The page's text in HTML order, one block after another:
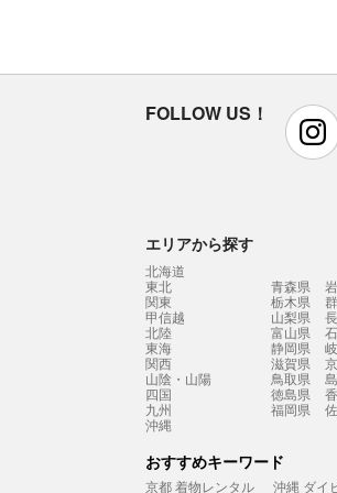
FOLLOW US！
エリアから探す
北海道
東北
青森県
関東
栃木県
甲信越
山梨県
北陸
富山県
東海
静岡県
関西
滋賀県
山陰・山陽
鳥取県
四国
徳島県
九州
福岡県
沖縄
おすすめキーワード
京都 着物レンタル 沖縄 ダイ